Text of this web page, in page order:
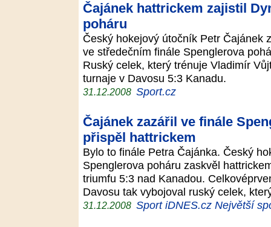
Čajánek hattrickem zajistil
poháru
Český hokejový útočník Petr Čajánek
ve středečním finále Spenglerova
Ruský celek, který trénuje Vladimír
turnaje v Davosu 5:3 Kanadu.
31.12.2008 Sport.cz
Čajánek zazářil ve finále
přispěl hattrickem
Bylo to finále Petra Čajánka. Český
Spenglerova poháru zaskvěl
triumfu 5:3 nad Kanadou.
Davosu tak vybojoval ruský celek,
31.12.2008 Sport iDNES.cz Největší